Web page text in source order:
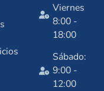
Viernes
8:00 -
18:00
Sábado:
9:00 -
12:00